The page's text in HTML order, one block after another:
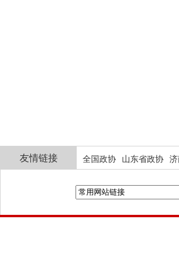
友情链接 全国政协 山东省政协